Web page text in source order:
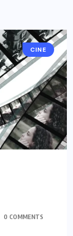
CINE
0 COMMENTS